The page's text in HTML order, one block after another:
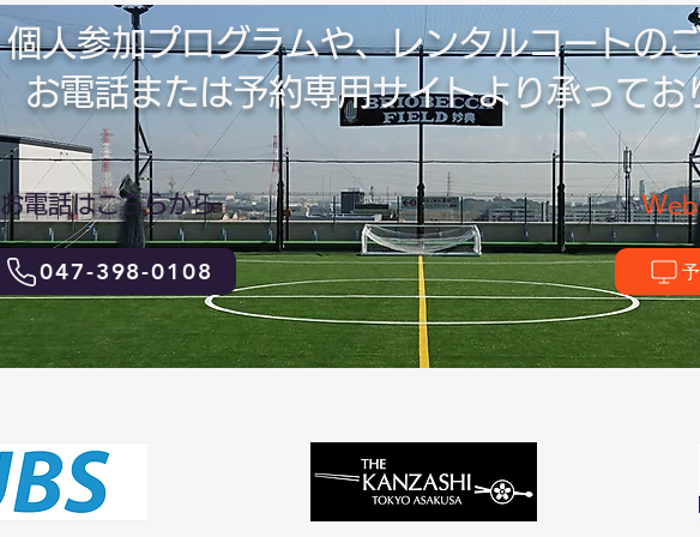
個人参加プログラムや、レンタルコートの
お電話または予約専用サイトより承ってお
Web
お電話はこちらから
047-398-0108